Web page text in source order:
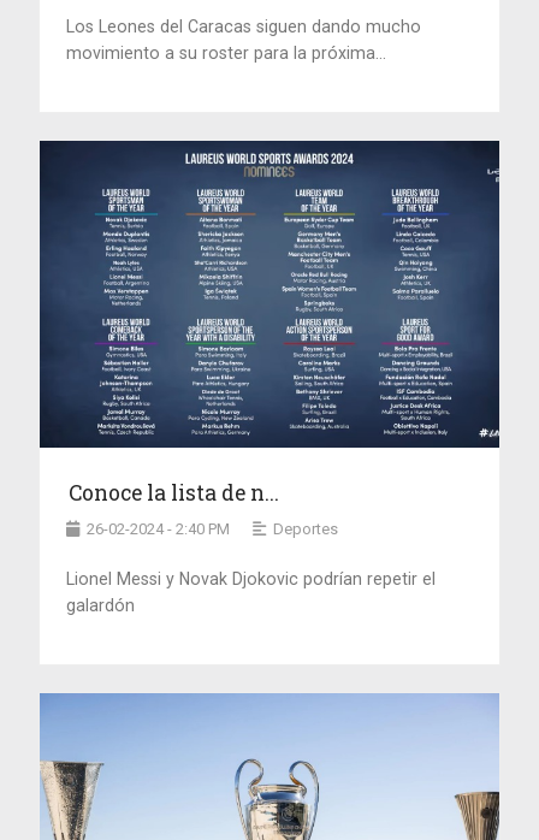
Los Leones del Caracas siguen dando mucho
movimiento a su roster para la próxima...
Conoce la lista de n...
26-02-2024 - 2:40 PM Deportes
Lionel Messi y Novak Djokovic podrían repetir el
galardón